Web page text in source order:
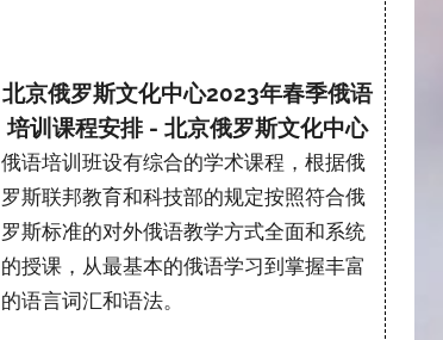
北京俄罗斯文化中心2023年春季俄语
培训课程安排 - 北京俄罗斯文化中心
俄语培训班设有综合的学术课程，根据俄
罗斯联邦教育和科技部的规定按照符合俄
罗斯标准的对外俄语教学方式全面和系统
的授课，从最基本的俄语学习到掌握丰富
的语言词汇和语法。